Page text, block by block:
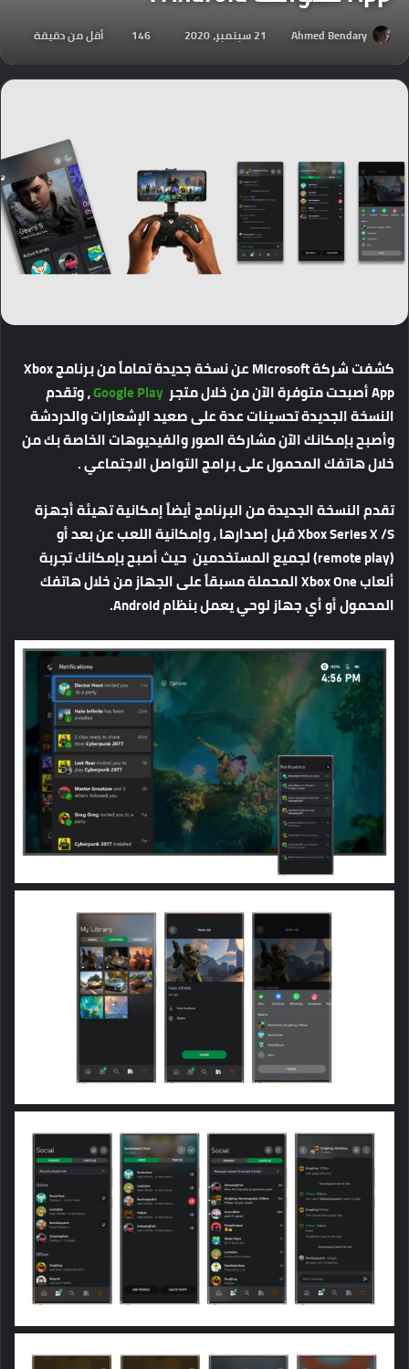
Ahmed Bendary 21 سبتمبر، 2020 146 أقل من دقيقة
كشفت شركة Microsoft عن نسخة جديدة تماماً من برنامج Xbox
App أصبحت متوفرة الآن من خلال متجر
Google Play، وتقدم
النسخة الجديدة تحسينات عدة على صعيد الإشعارات والدردشة
وأصبح بإمكانك الآن مشاركة الصور والفيديوهات الخاصة بك من
خلال هاتفك المحمول على برامج التواصل الاجتماعي .
تقدم النسخة الجديدة من البرنامج أيضاً إمكانية تهيئة أجهزة
Xbox Series X /S قبل إصدارها ، وإمكانية اللعب عن بعد أو
(remote play) لجميع المستخدمين حيث أصبح بإمكانك تجربة
ألعاب Xbox One المحملة مسبقاً على الجهاز من خلال هاتفك
المحمول أو أي جهاز لوحي يعمل بنظام Android.